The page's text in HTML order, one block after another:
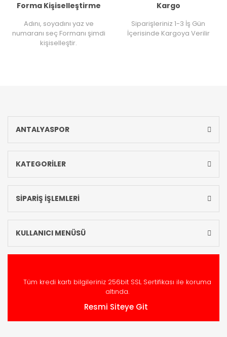
Forma Kişiselleştirme
Adını, soyadını yaz ve
numaranı seç Formanı şimdi
kişiselleştir.
Kargo
Siparişleriniz 1-3 İş Gün
İçerisinde Kargoya Verilir
ANTALYASPOR
KATEGORİLER
SİPARİŞ İŞLEMLERİ
KULLANICI MENÜSÜ
Tüm kredi kartı bilgileriniz 256bit SSL Sertifikası ile koruma
altında.
Resmi Siteye Git